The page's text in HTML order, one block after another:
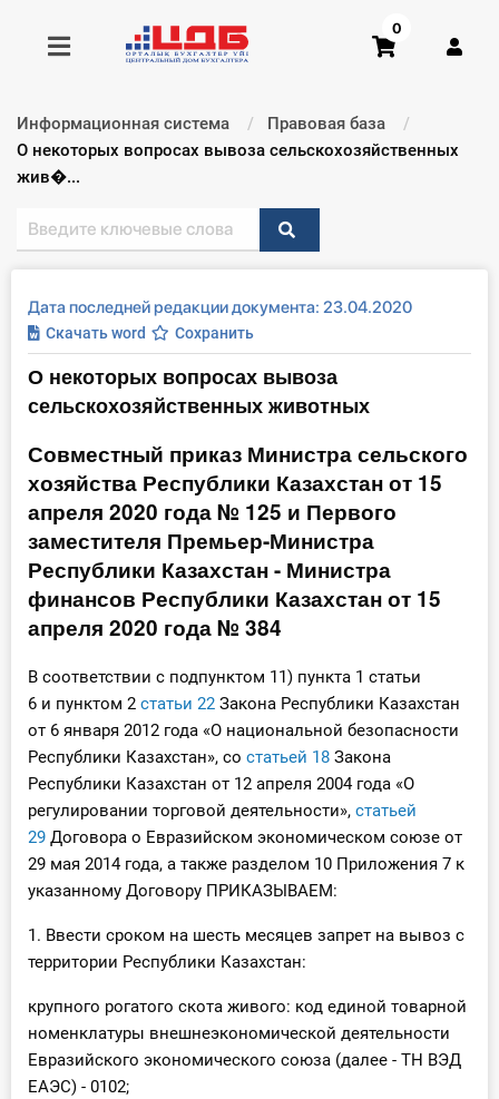
Получить консультацию
Главная ИС
Формы
Консультации
Библиотека бухгалтера
Вебинары
Справочник бухгалтера
Участник ВЭД
Практика ИП
Кадры. Труд. Зарплата.
Учет по отраслям
Юридический помощник
Интернет-магазин
О Системе
Обучение
0
Информационная система
Правовая база
Текущий:
О некоторых вопросах вывоза сельскохозяйственных
жив�...
Дата последней редакции документа: 23.04.2020
Скачать word Сохранить
О некоторых вопросах вывоза
сельскохозяйственных животных
Совместный приказ Министра сельского
хозяйства Республики Казахстан от 15
апреля 2020 года № 125 и Первого
заместителя Премьер-Министра
Республики Казахстан - Министра
финансов Республики Казахстан от 15
апреля 2020 года № 384
В соответствии с подпунктом 11) пункта 1 статьи
6 и пунктом 2 статьи 22 Закона Республики Казахстан
от 6 января 2012 года «О национальной безопасности
Республики Казахстан», со статьей 18 Закона
Республики Казахстан от 12 апреля 2004 года «О
регулировании торговой деятельности», статьей
29 Договора о Евразийском экономическом союзе от
29 мая 2014 года, а также разделом 10 Приложения 7 к
указанному Договору ПРИКАЗЫВАЕМ:
1. Ввести сроком на шесть месяцев запрет на вывоз с
территории Республики Казахстан:
крупного рогатого скота живого: код единой товарной
номенклатуры внешнеэкономической деятельности
Евразийского экономического союза (далее - ТН ВЭД
ЕАЭС) - 0102;